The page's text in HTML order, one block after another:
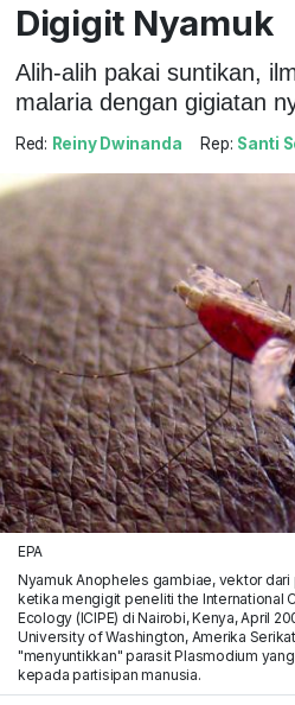
Digigit Nyamuk
Alih-alih pakai suntikan,
malaria dengan gigiatan
Red: Reiny Dwinanda Rep: Santi
EPA
Nyamuk Anopheles gambiae, vektor
ketika mengigit peneliti the International
Ecology (ICIPE) di Nairobi, Kenya, April
University of Washington, Amerika
"menyuntikkan" parasit Plasmodium
kepada partisipan manusia.